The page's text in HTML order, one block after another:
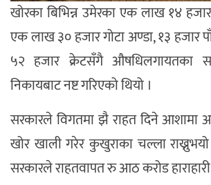
खोरका बिभिन्न उमेरका एक लाख १४
एक लाख ३० हजार गोटा अण्डा, १३ हजार
५२ हजार क्रेटसँगै औषधिलगायतका
निकायबाट नष्ट गरिएको थियो ।
सरकारले विगतमा झै राहत दिने आशामा
खोर खाली गरेर कुखुराका चल्ला राख्नुभयो
सरकारले राहतवापत रु आठ करोड हाराहारी